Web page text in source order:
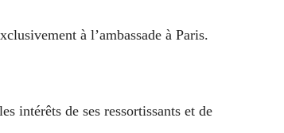
à l’ambassade à Paris.
intérêts de ses ressortissants et de